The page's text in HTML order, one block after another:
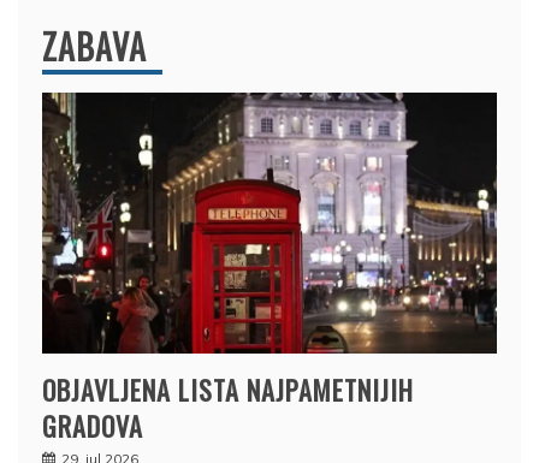
ZABAVA
OBJAVLJENA LISTA NAJPAMETNIJIH
GRADOVA